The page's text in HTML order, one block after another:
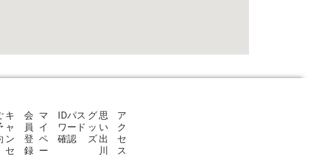
キ
ャ
ン
セ
会
員
登
録
マ
イ
ペ
ー
IDパス
ワード
確認
グ
ッ
ズ
思
い
出
川
ア
ク
セ
ス